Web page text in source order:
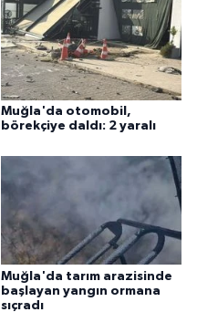
Muğla'da otomobil,
börekçiye daldı: 2 yaralı
Muğla'da tarım arazisinde
başlayan yangın ormana
sıçradı